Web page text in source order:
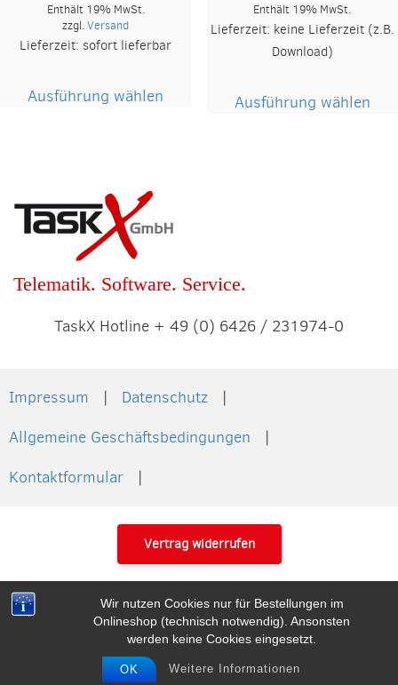
Wir nutzen Cookies nur für Bestellungen im
Onlineshop (technisch notwendig). Ansonsten
werden keine Cookies eingesetzt.
OK Weitere Informationen
Enthält 19% MwSt.
zzgl.Versand
Lieferzeit: sofort lieferbar
Ausführung wählen
Optionen
auf
Produktseite
bis
Enthält 19% MwSt.
Lieferzeit: keine Lieferzeit (z.B.
Download)
Ausführung wählen
Telematik. Software. Service.
TaskX Hotline + 49 (0) 6426 / 231974-0
Impressum
Datenschutz
Allgemeine Geschäftsbedingungen
Kontaktformular
Vertrag widerrufen